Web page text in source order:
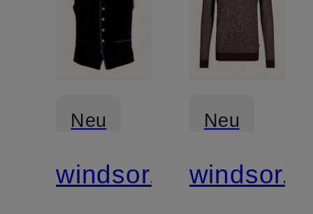
Neu
windsor.
Neu
windsor.